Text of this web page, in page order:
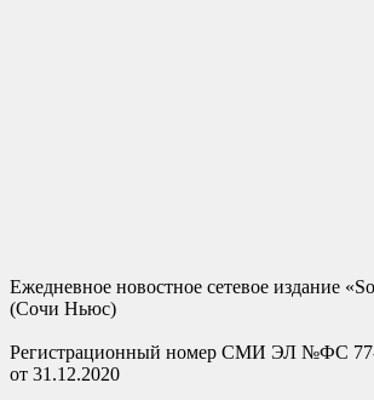
Ежедневное новостное сетевое издание
(Сочи Ньюс)
Регистрационный номер СМИ ЭЛ №ФС
от 31.12.2020